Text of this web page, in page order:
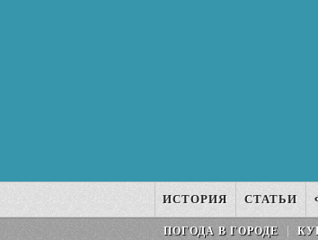
ИСТОРИЯ СТАТЬИ
ПОГОДА В ГОРОДЕ